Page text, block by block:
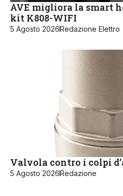
AVE migliora la smart
kit K808-WIFI
5 Agosto 2026Redazione Elettro
Valvola contro i colpi
5 Agosto 2026Redazione